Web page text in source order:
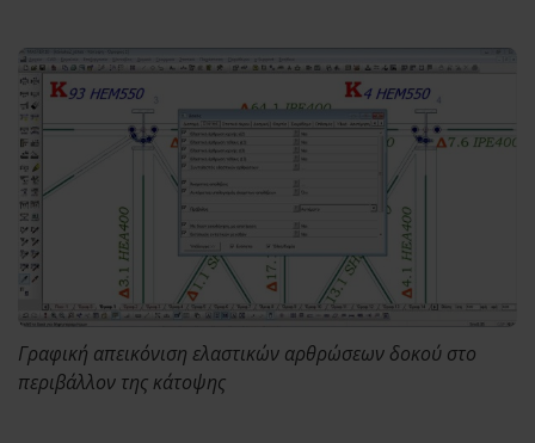
Γραφική απεικόνιση ελαστικών αρθρώσεων δοκού στο
περιβάλλον της κάτοψης